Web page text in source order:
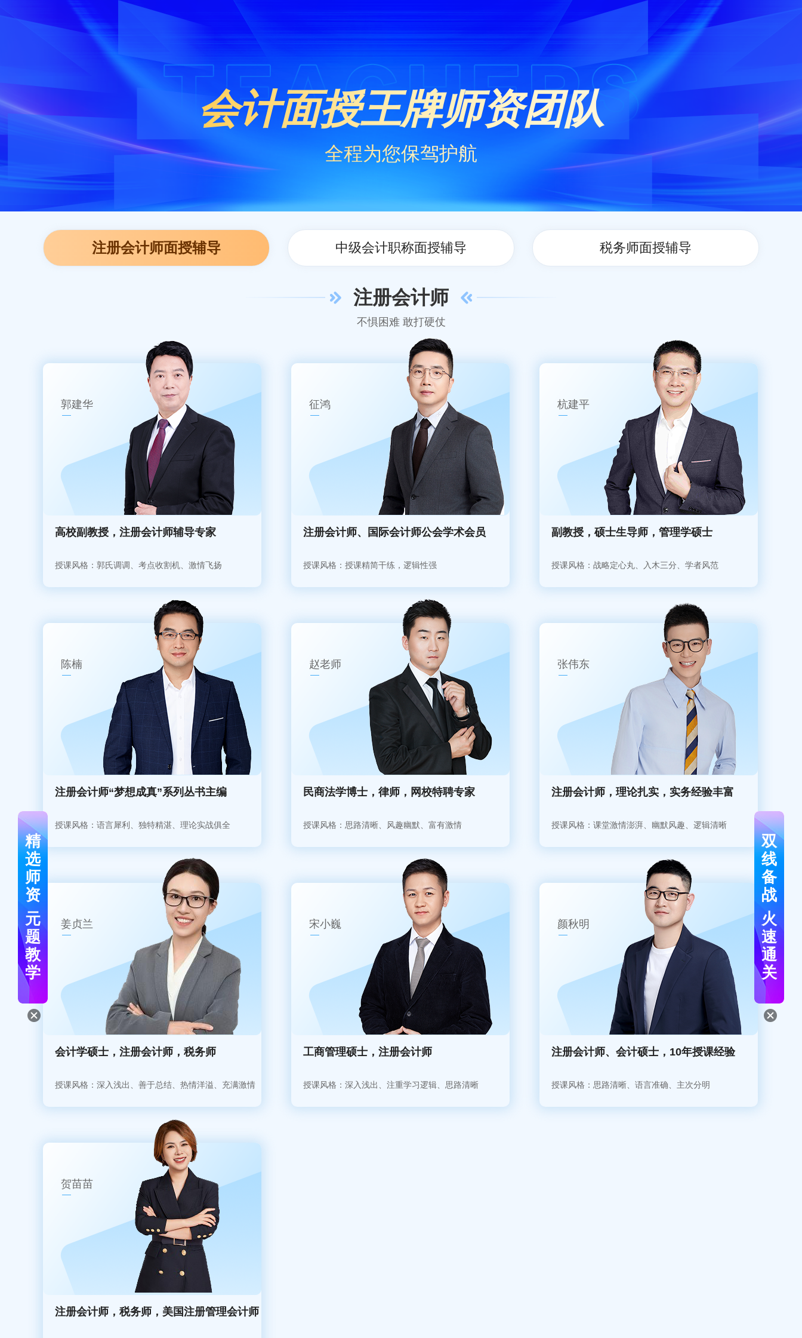
会计面授王牌师资团队
全程为您保驾护航
注册会计师面授辅导 中级会计职称面授辅导 税务师面授辅导
注册会计师
不惧困难 敢打硬仗
郭建华
高校副教授，注册会计师辅导专家
授课风格：郭氏调调、考点收割机、激情飞扬
征鸿
注册会计师、国际会计师公会学术会员
授课风格：授课精简干练，逻辑性强
杭建平
副教授，硕士生导师，管理学硕士
授课风格：战略定心丸、入木三分、学者风范
陈楠
注册会计师“梦想成真”系列丛书主编
授课风格：语言犀利、独特精湛、理论实战俱全
赵老师
民商法学博士，律师，网校特聘专家
授课风格：思路清晰、风趣幽默、富有激情
张伟东
注册会计师，理论扎实，实务经验丰富
授课风格：课堂激情澎湃、幽默风趣、逻辑清晰
姜贞兰
会计学硕士，注册会计师，税务师
授课风格：深入浅出、善于总结、热情洋溢、充满激情
宋小巍
工商管理硕士，注册会计师
授课风格：深入浅出、注重学习逻辑、思路清晰
颜秋明
注册会计师、会计硕士，10年授课经验
授课风格：思路清晰、语言准确、主次分明
贺苗苗
注册会计师，税务师，美国注册管理会计师
双
线
备
战
火
速
通
关
精
选
师
资
元
题
教
学